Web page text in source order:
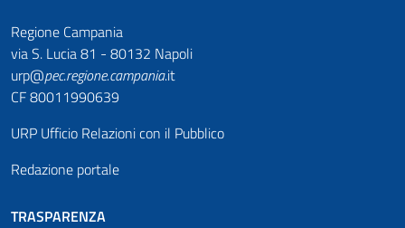
Regione Campania
via S. Lucia 81 - 80132 Napoli
urp@pec.regione.campania.it
CF 80011990639
URP Ufficio Relazioni con il Pubblico
Redazione portale
TRASPARENZA